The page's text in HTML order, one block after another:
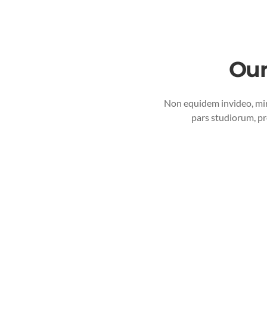
Non equidem invideo,
pars studiorum,